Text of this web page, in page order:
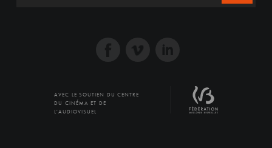
AVEC LE SOUTIEN DU CENTRE
DU CINÉMA ET DE
L'AUDIOVISUEL